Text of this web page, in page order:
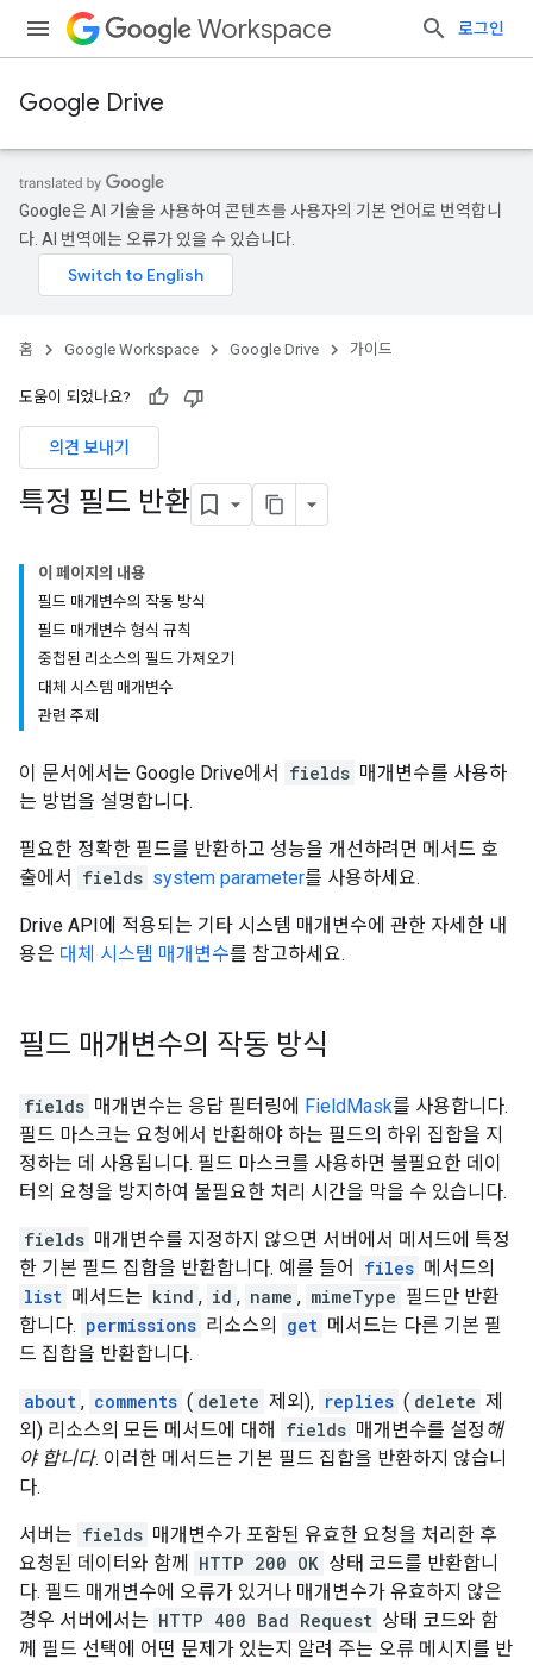
Workspace 로그인
Google Drive
Google은 AI 기술을 사용하여 콘텐츠를 사용자의 기본 언어로 번역합니
다. AI 번역에는 오류가 있을 수 있습니다.
홈 Google Workspace Google Drive 가이드
도움이 되었나요?
의견 보내기
특정 필드 반환
이 페이지의 내용
필드 매개변수의 작동 방식
필드 매개변수 형식 규칙
중첩된 리소스의 필드 가져오기
대체 시스템 매개변수
관련 주제
이 문서에서는 Google Drive에서 fields 매개변수를 사용하
는 방법을 설명합니다.
필요한 정확한 필드를 반환하고 성능을 개선하려면 메서드 호
출에서
fields system parameter를 사용하세요.
Drive API에 적용되는 기타 시스템 매개변수에 관한 자세한 내
용은 대체 시스템 매개변수를 참고하세요.
필드 매개변수의 작동 방식
fields 매개변수는 응답 필터링에 FieldMask를 사용합니다.
필드 마스크는 요청에서 반환해야 하는 필드의 하위 집합을 지
정하는 데 사용됩니다. 필드 마스크를 사용하면 불필요한 데이
터의 요청을 방지하여 불필요한 처리 시간을 막을 수 있습니다.
fields 매개변수를 지정하지 않으면 서버에서 메서드에 특정
한 기본 필드 집합을 반환합니다. 예를 들어
files 메서드의
list 메서드는 kind , id , name , mimeType 필드만 반환
합니다. permissions 리소스의 get 메서드는 다른 기본 필
드 집합을 반환합니다.
about , comments ( delete 제외), replies ( delete 제
외) 리소스의 모든 메서드에 대해
fields 매개변수를 설정 해
야 합니다. 이러한 메서드는 기본 필드 집합을 반환하지 않습니
다.
서버는 fields 매개변수가 포함된 유효한 요청을 처리한 후
요청된 데이터와 함께
HTTP 200 OK 상태 코드를 반환합니
다. 필드 매개변수에 오류가 있거나 매개변수가 유효하지 않은
경우 서버에서는 HTTP 400 Bad Request 상태 코드와 함
께 필드 선택에 어떤 문제가 있는지 알려 주는 오류 메시지를 반